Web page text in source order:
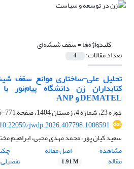
کلیدواژه‌ها =سقف شیشه‌ای
تعداد مقالات: 4
تحلیل علی-ساختاری موانع سقف
کتابداران زن دانشگاه پیام‌نور
DEMATEL و ANP
دوره 23، شماره 4، زمستان 1404، صفحه
771-805
10.22059/jwdp.2026.407798.1008591
سعید کیان پور، محمد مهدی محبی، ابراهیم
مشاهده
مقاله
اصل مقاله
1.91 M تفصیلی